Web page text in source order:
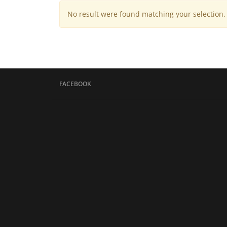
No result were found matching your selection.
FACEBOOK